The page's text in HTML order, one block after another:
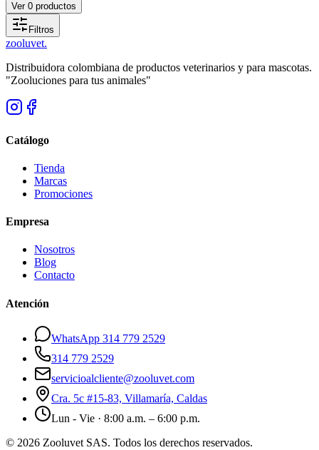
Ver 0 productos
Filtros
zooluvet.
Distribuidora colombiana de productos veterinarios y para mascotas.
"Zooluciones para tus animales"
Catálogo
Tienda
Marcas
Promociones
Empresa
Nosotros
Blog
Contacto
Atención
WhatsApp 314 779 2529
314 779 2529
servicioalcliente@zooluvet.com
Cra. 5c #15-83, Villamaría, Caldas
Lun - Vie · 8:00 a.m. – 6:00 p.m.
© 2026 Zooluvet SAS. Todos los derechos reservados.